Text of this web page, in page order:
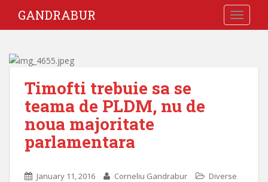
GANDRABUR
Timofti trebuie sa se
teama de PLDM, nu de
noua majoritate
parlamentara
January 11, 2016 Corneliu Gandrabur Diverse